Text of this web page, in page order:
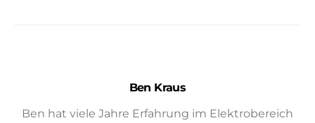
Ben Kraus
Ben hat viele Jahre Erfahrung im Elektrobereich